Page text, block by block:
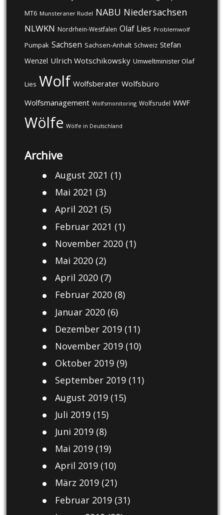
MT6 Munsteraner Rudel NABU Niedersachsen
NLWKN Nordrhein-Westfalen Olaf Lies Problemwolf
Pumpak Sachsen Sachsen-Anhalt Schweiz Stefan
Wenzel Ulrich Wotschikowsky Umweltminister Olaf
Lies Wolf Wolfsberater Wolfsbüro
Wolfsmanagement Wolfsmonitoring Wolfsrudel WWF
Wölfe Wölfe in Deutschland
Archive
August 2021 (1)
Mai 2021 (3)
April 2021 (5)
Februar 2021 (1)
November 2020(1)
Mai 2020(2)
April 2020(7)
Februar 2020(8)
Januar 2020(6)
Dezember 2019(11)
November 2019(10)
Oktober 2019(9)
September 2019(11)
August 2019(15)
Juli 2019(15)
Juni 2019(8)
Mai 2019(19)
April 2019(10)
März 2019(21)
Februar 2019(31)